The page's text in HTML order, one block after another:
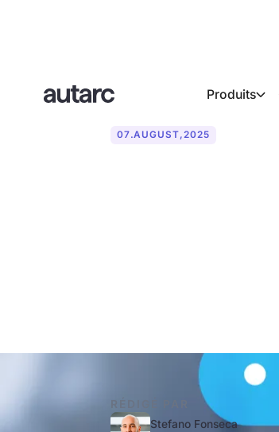
Produits
07.AUGUST,2025
RÉDIGÉ PAR
Stefano Fonseca